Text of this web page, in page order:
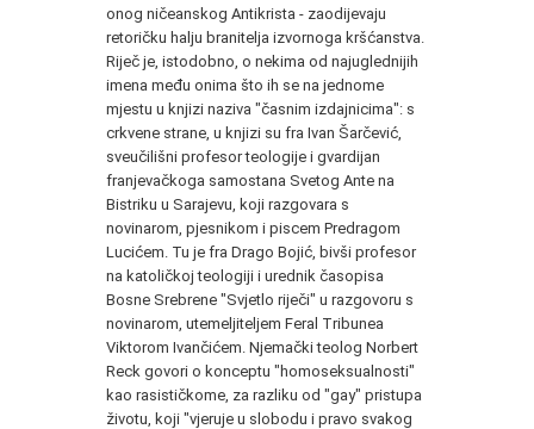
onog ničeanskog Antikrista - zaodijevaju
retoričku halju branitelja izvornoga kršćanstva.
Riječ je, istodobno, o nekima od najuglednijih
imena među onima što ih se na jednome
mjestu u knjizi naziva "časnim izdajnicima": s
crkvene strane, u knjizi su fra Ivan Šarčević,
sveučilišni profesor teologije i gvardijan
franjevačkoga samostana Svetog Ante na
Bistriku u Sarajevu, koji razgovara s
novinarom, pjesnikom i piscem Predragom
Lucićem. Tu je fra Drago Bojić, bivši profesor
na katoličkoj teologiji i urednik časopisa
Bosne Srebrene "Svjetlo riječi" u razgovoru s
novinarom, utemeljiteljem Feral Tribunea
Viktorom Ivančićem. Njemački teolog Norbert
Reck govori o konceptu "homoseksualnosti"
kao rasističkome, za razliku od "gay" pristupa
životu, koji "vjeruje u slobodu i pravo svakog